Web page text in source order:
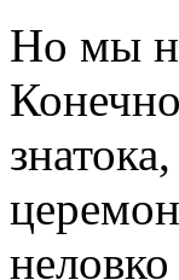
Но мы